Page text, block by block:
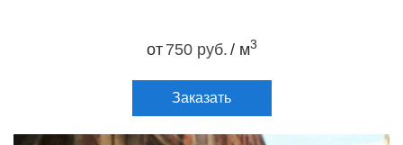
от 750 руб. / м3
Заказать